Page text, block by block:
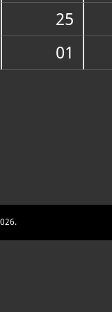
25
01